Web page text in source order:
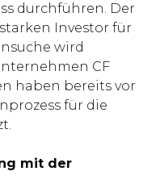
durchführen. Der
Investor für
wird
CF
haben bereits vor
für die
mit der